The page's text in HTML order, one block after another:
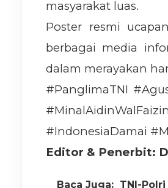
masyarakat luas.
Poster resmi
berbagai media
dalam merayakan
#PanglimaTNI
#IndonesiaDamai
Editor & Penerbit:
Baca Juga: TNI-